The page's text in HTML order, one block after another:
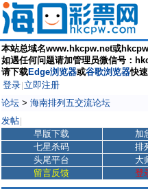
本站总域名www.hkcpw.net或
如遇任何问题请加管理员微信号：
请下载Edge浏览器或谷歌浏览器快
登录 立即注册
论坛 > 海南排列五交流论坛
发帖
早版下载 加
七星杀码
排
头尾平台
大
留言反馈
登